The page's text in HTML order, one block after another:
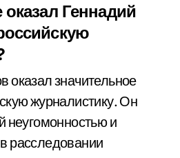
Геннадий
оказал значительное
журналистику. Он
неугомонностью и
расследовании